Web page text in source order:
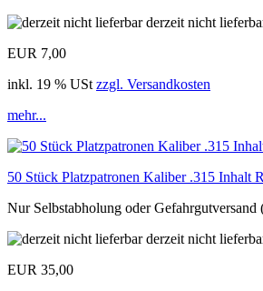
derzeit nicht
EUR 7,00
inkl. 19 % USt zzgl. Versandkosten
mehr...
50 Stück Platzpatronen Kaliber .315 Inhalt
Nur Selbstabholung oder Gefahrgutversand
derzeit nicht
EUR 35,00